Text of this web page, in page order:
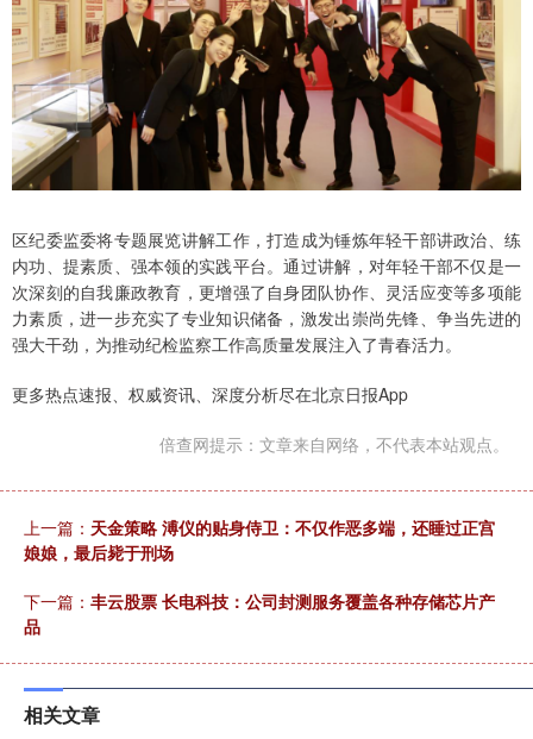
区纪委监委将专题展览讲解工作，打造成为锤炼年轻干部讲政治、练
内功、提素质、强本领的实践平台。通过讲解，对年轻干部不仅是一
次深刻的自我廉政教育，更增强了自身团队协作、灵活应变等多项能
力素质，进一步充实了专业知识储备，激发出崇尚先锋、争当先进的
强大干劲，为推动纪检监察工作高质量发展注入了青春活力。
更多热点速报、权威资讯、深度分析尽在北京日报App
倍查网提示：文章来自网络，不代表本站观点。
上一篇： 天金策略 溥仪的贴身侍卫：不仅作恶多端，还睡过正宫
娘娘，最后毙于刑场
下一篇： 丰云股票 长电科技：公司封测服务覆盖各种存储芯片产
品
相关文章